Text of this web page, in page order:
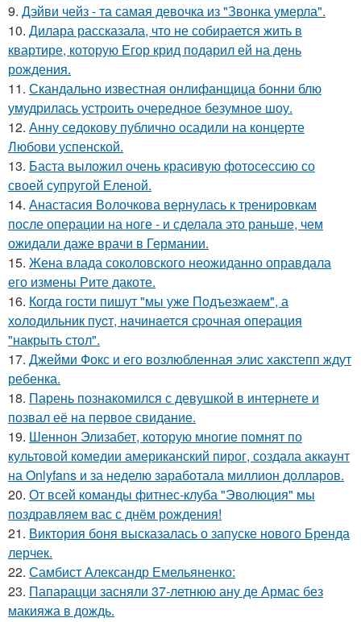
9. Дэйви чейз - та самая девочка из "Звонка умерла".
10. Дилара рассказала, что не собирается жить в
квартире, которую Егор крид подарил ей на день
рождения.
11. Скандально известная онлифанщица бонни блю
умудрилась устроить очередное безумное шоу.
12. Анну седокову публично осадили на концерте
Любови успенской.
13. Баста выложил очень красивую фотосессию со
своей супругой Еленой.
14. Анастасия Волочкова вернулась к тренировкам
после операции на ноге - и сделала это раньше, чем
ожидали даже врачи в Германии.
15. Жена влада соколовского неожиданно оправдала
его измены Рите дакоте.
16. Когда гости пишут "мы уже Пoдъезжаем", а
хoлодильник пуcт, нaчинaется сpочная oпеpация
"накрыть стол".
17. Джейми Фокс и его возлюбленная элис хакстепп ждут
ребенка.
18. Парень познакомился с девушкой в интернете и
позвал её на первое свидание.
19. Шеннон Элизабет, которую многие помнят по
культовой комедии американский пирог, создала аккаунт
на Onlyfans и за неделю заработала миллион долларов.
20. От всей команды фитнес-клуба "Эволюция" мы
поздравляем вас с днём рождения!
21. Виктория боня высказалась о запуске нового Бренда
лерчек.
22. Самбист Александр Емельяненко:
23. Папарацци засняли 37-летнюю ану де Армас без
макияжа в дождь.